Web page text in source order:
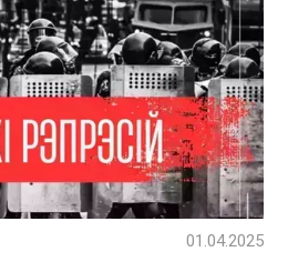
01.04.2025